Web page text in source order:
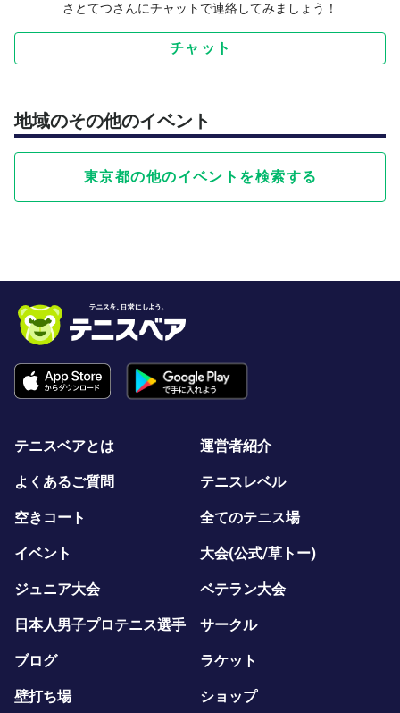
さとてつさんにチャットで連絡してみましょう！
チャット
地域のその他のイベント
東京都の他のイベントを検索する
テニスベアとは 運営者紹介
よくあるご質問 テニスレベル
空きコート 全てのテニス場
イベント 大会(公式/草トー)
ジュニア大会 ベテラン大会
日本人男子プロテニス選手 サークル
ブログ ラケット
壁打ち場 ショップ